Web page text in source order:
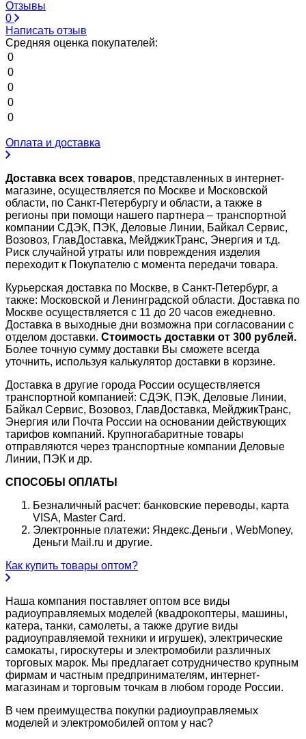
Отзывы
0
Написать отзыв
Средняя оценка покупателей:
0
0
0
0
0
Оплата и доставка
Доставка всех товаров, представленных в интернет-
магазине, осуществляется по Москве и Московской
области, по Санкт-Петербургу и области, а также в
регионы при помощи нашего партнера – транспортной
компании СДЭК, ПЭК, Деловые Линии, Байкал Сервис,
Возовоз, ГлавДоставка, МейджикТранс, Энергия и т.д.
Риск случайной утраты или повреждения изделия
переходит к Покупателю с момента передачи товара.
Курьерская доставка по Москве, в Санкт-Петербург, а
также: Московской и Ленинградской области. Доставка по
Москве осуществляется с 11 до 20 часов ежедневно.
Доставка в выходные дни возможна при согласовании с
отделом доставки. Стоимость доставки от 300 рублей.
Более точную сумму доставки Вы сможете всегда
уточнить, используя калькулятор доставки в корзине.
Доставка в другие города России осуществляется
транспортной компанией: СДЭК, ПЭК, Деловые Линии,
Байкал Сервис, Возовоз, ГлавДоставка, МейджикТранс,
Энергия или Почта России на основании действующих
тарифов компаний. Крупногабаритные товары
отправляются через транспортные компании Деловые
Линии, ПЭК и др.
СПОСОБЫ ОПЛАТЫ
Безналичный расчет: банковские переводы, карта
VISA, Master Card.
Электронные платежи: Яндекс.Деньги , WebMoney,
Деньги Mail.ru и другие.
Как купить товары оптом?
Наша компания поставляет оптом все виды
радиоуправляемых моделей (квадрокоптеры, машины,
катера, танки, самолеты, а также другие виды
радиоуправляемой техники и игрушек), электрические
самокаты, гироскутеры и электромобили различных
торговых марок. Мы предлагает сотрудничество крупным
фирмам и частным предпринимателям, интернет-
магазинам и торговым точкам в любом городе России.
В чем преимущества покупки радиоуправляемых
моделей и электромобилей оптом у нас?